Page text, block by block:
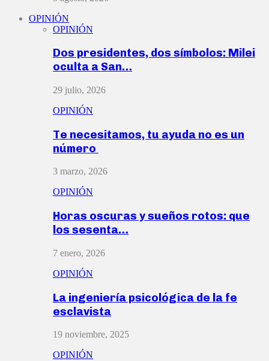
OPINIÓN
OPINIÓN
Dos presidentes, dos símbolos: Milei
oculta a San…
29 julio, 2026
OPINIÓN
Te necesitamos, tu ayuda no es un
número
3 marzo, 2026
OPINIÓN
Horas oscuras y sueños rotos: que
los sesenta…
7 enero, 2026
OPINIÓN
La ingeniería psicológica de la fe
esclavista
19 noviembre, 2025
OPINIÓN